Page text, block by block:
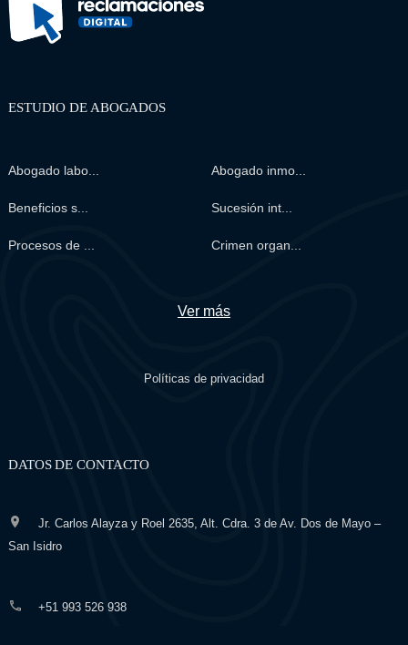
ESTUDIO DE ABOGADOS
Abogado labo... Abogado inmo...
Beneficios s... Sucesión int...
Procesos de ... Crimen organ...
Ver más
Políticas de privacidad
DATOS DE CONTACTO
Jr. Carlos Alayza y Roel 2635, Alt. Cdra. 3 de Av. Dos de Mayo –
San Isidro
+51 993 526 938